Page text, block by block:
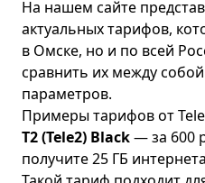
На нашем сайте
актуальных тарифов,
в Омске, но и по всей
сравнить их между
параметров.
Примеры тарифов от
T2 (Tele2) Black— за 600
получите 25 ГБ